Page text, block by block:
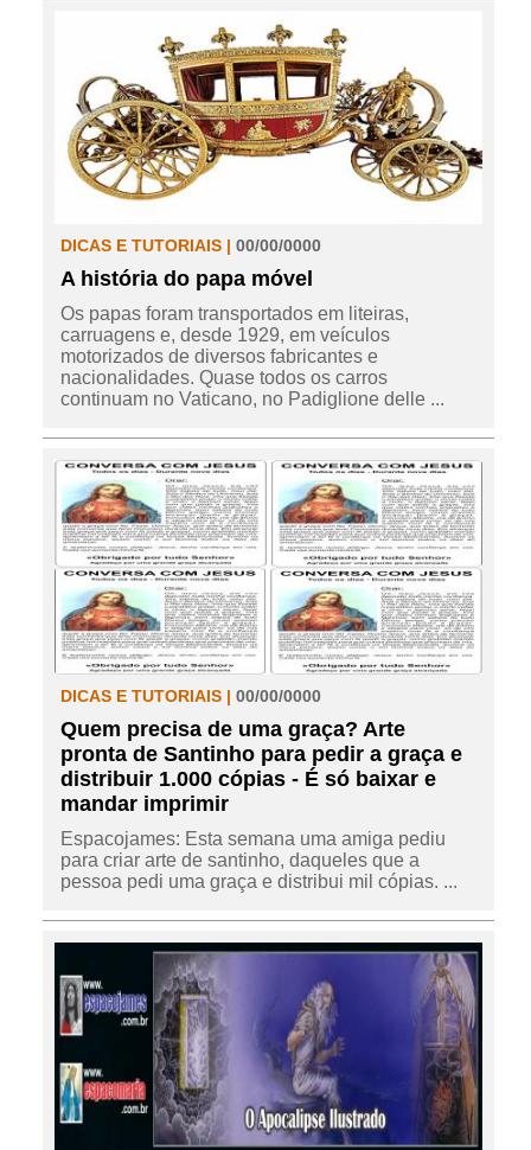
DICAS E TUTORIAIS | 00/00/0000
A história do papa móvel
Os papas foram transportados em liteiras,
carruagens e, desde 1929, em veículos
motorizados de diversos fabricantes e
nacionalidades. Quase todos os carros
continuam no Vaticano, no Padiglione delle ...
DICAS E TUTORIAIS | 00/00/0000
Quem precisa de uma graça? Arte
pronta de Santinho para pedir a graça e
distribuir 1.000 cópias - É só baixar e
mandar imprimir
Espacojames: Esta semana uma amiga pediu
para criar arte de santinho, daqueles que a
pessoa pedi uma graça e distribui mil cópias. ...